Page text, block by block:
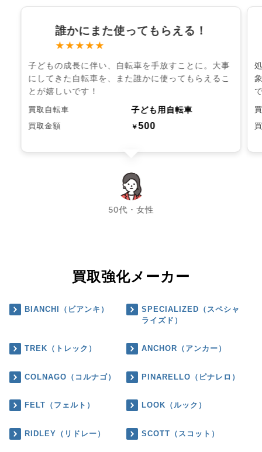
誰かにまた使ってもらえる！
★★★★★
子どもの成長に伴い、自転車を手放すことに。大事
にしてきた自転車を、また誰かに使ってもらえるこ
とが嬉しいです！
買取自転車 子ども用自転車
買取金額 ￥500
50代・女性
chevron_left chevron_right
買取強化メーカー
BIANCHI（ビアンキ）
SPECIALIZED（スペシャ
ライズド）
TREK（トレック） ANCHOR（アンカー）
COLNAGO（コルナゴ） PINARELLO（ピナレロ）
FELT（フェルト） LOOK（ルック）
RIDLEY（リドレー） SCOTT（スコット）